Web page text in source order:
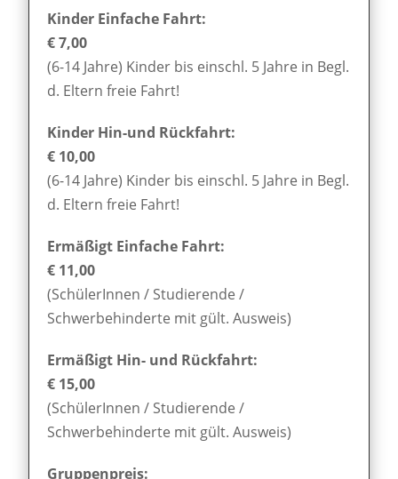
Kinder Einfache Fahrt:
€ 7,00
(6-14 Jahre) Kinder bis einschl. 5 Jahre in Begl.
d. Eltern freie Fahrt!
Kinder Hin-und Rückfahrt:
€ 10,00
(6-14 Jahre) Kinder bis einschl. 5 Jahre in Begl.
d. Eltern freie Fahrt!
Ermäßigt Einfache Fahrt:
€ 11,00
(SchülerInnen / Studierende /
Schwerbehinderte mit gült. Ausweis)
Ermäßigt Hin- und Rückfahrt:
€ 15,00
(SchülerInnen / Studierende /
Schwerbehinderte mit gült. Ausweis)
Gruppenpreis: